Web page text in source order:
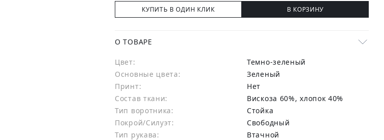
КУПИТЬ В ОДИН КЛИК В КОРЗИНУ
О ТОВАРЕ
Цвет:
Темно-зеленый
Основные цвета:
зеленый
Принт:
Нет
Состав ткани:
вискоза 60%, хлопок 40%
Тип воротника:
Стойка
Покрой/Силуэт:
Свободный
Тип рукава:
Втачной